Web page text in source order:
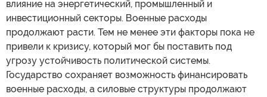
влияние на энергетический, промышленный и
инвестиционный секторы. Военные расходы
продолжают расти. Тем не менее эти факторы пока не
привели к кризису, который мог бы поставить под
угрозу устойчивость политической системы.
Государство сохраняет возможность финансировать
военные расходы, а силовые структуры продолжают